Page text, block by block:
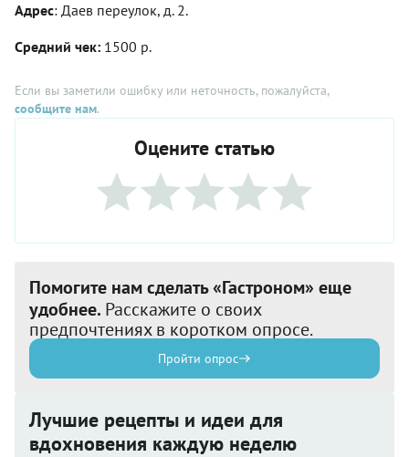
Адрес: Даев переулок, д. 2.
Средний чек: 1500 р.
Если вы заметили ошибку или неточность, пожалуйста,
сообщите нам.
Оцените статью
Помогите нам сделать «Гастроном» еще
удобнее. Расскажите о своих
предпочтениях в коротком опросе.
Пройти опрос
Лучшие рецепты и идеи для
вдохновения каждую неделю